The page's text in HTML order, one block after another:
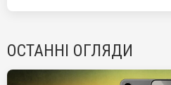
ОСТАННІ ОГЛЯДИ